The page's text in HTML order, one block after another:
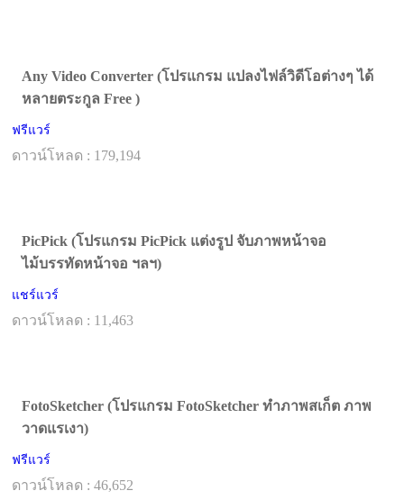
Any Video Converter (โปรแกรม แปลงไฟล์วิดีโอต่างๆ ได้
หลายตระกูล Free )
ฟรีแวร์
ดาวน์โหลด : 179,194
PicPick (โปรแกรม PicPick แต่งรูป จับภาพหน้าจอ
ไม้บรรทัดหน้าจอ ฯลฯ)
แชร์แวร์
ดาวน์โหลด : 11,463
FotoSketcher (โปรแกรม FotoSketcher ทำภาพสเก็ต ภาพ
วาดแรเงา)
ฟรีแวร์
ดาวน์โหลด : 46,652